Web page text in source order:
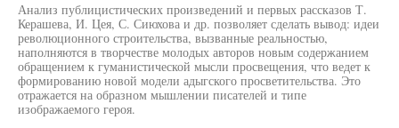
Анализ публицистических произведений и первых рассказов Т.
Керашева, И. Цея, С. Сиюхова и др. позволяет сделать вывод: идеи
революционного строительства, вызванные реальностью,
наполняются в творчестве молодых авторов новым содержанием
обращением к гуманистической мысли просвещения, что ведет к
формированию новой модели адыгского просветительства. Это
отражается на образном мышлении писателей и типе
изображаемого героя.